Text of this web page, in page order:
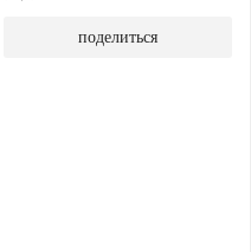
поделиться